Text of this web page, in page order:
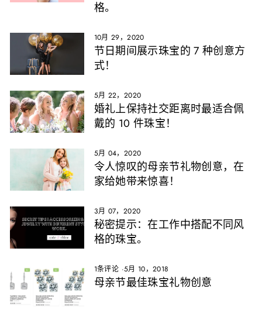
格。
10月 29，2020
节日期间展示珠宝的 7 种创意方
式！
5月 22，2020
婚礼上保持社交距离时最适合佩
戴的 10 件珠宝！
5月 04，2020
令人惊叹的母亲节礼物创意，在
家给她带来惊喜！
3月 07，2020
秘密提示：在工作中搭配不同风
格的珠宝。
1条评论 ·5月 10，2018
母亲节最佳珠宝礼物创意